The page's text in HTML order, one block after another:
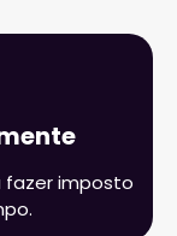
fazer imposto